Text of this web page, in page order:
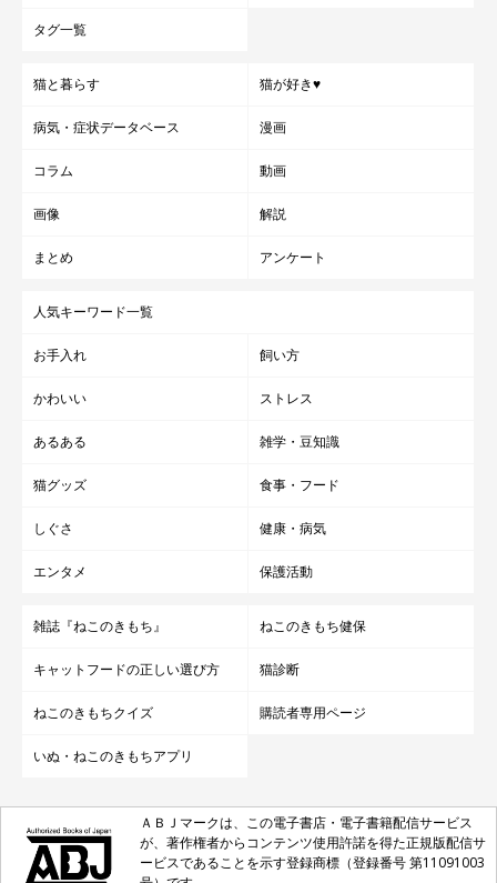
タグ一覧
猫と暮らす 猫が好き♥
病気・症状データベース 漫画
コラム 動画
画像 解説
まとめ アンケート
人気キーワード一覧
お手入れ 飼い方
かわいい ストレス
あるある 雑学・豆知識
猫グッズ 食事・フード
しぐさ 健康・病気
エンタメ 保護活動
雑誌『ねこのきもち』 ねこのきもち健保
キャットフードの正しい選び方 猫診断
ねこのきもちクイズ 購読者専用ページ
いぬ・ねこのきもちアプリ
ＡＢＪマークは、この電子書店・電子書籍配信サービス
が、著作権者からコンテンツ使用許諾を得た正規版配信サ
ービスであることを示す登録商標（登録番号 第11091003